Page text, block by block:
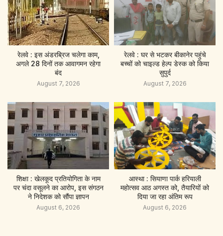
रेलवे : इस अंडरब्रिज चलेगा काम,
अगले 28 दिनों तक आवागमन रहेगा
बंद
August 7, 2026
रेलवे : घर से भटकर बीकानेर पहुंचे
बच्चों को चाइल्ड हेल्प डेस्क को किया
सुपुर्द
August 7, 2026
शिक्षा : खेलकूद प्रतियोगिता के नाम
पर चंदा वसूलने का आरोप, इस संगठन
ने निदेशक को सौंपा ज्ञापन
August 6, 2026
आस्था : सियाणा पार्क हरियाली
महोत्सव आठ अगस्त को, तैयारियों को
दिया जा रहा अंतिम रूप
August 6, 2026